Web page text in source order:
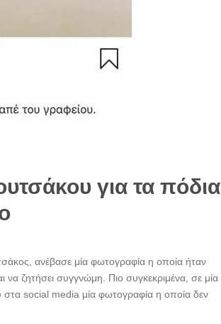
για τα πόδια
ανέβασε μία φωτογραφία η οποία ήταν
να ζητήσει συγγνώμη. Πιο συγκεκριμένα, σε μία
στα social media μία φωτογραφία η οποία δεν